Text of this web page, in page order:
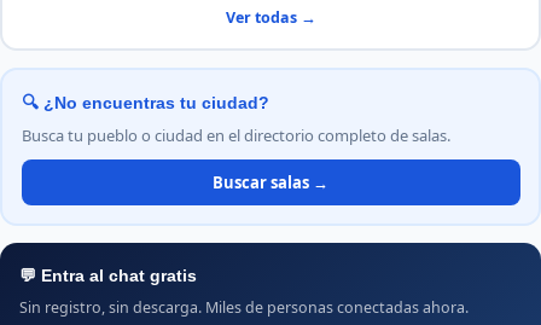
Ver todas →
🔍 ¿No encuentras tu ciudad?
Busca tu pueblo o ciudad en el directorio completo de salas.
Buscar salas →
💬 Entra al chat gratis
Sin registro, sin descarga. Miles de personas conectadas ahora.